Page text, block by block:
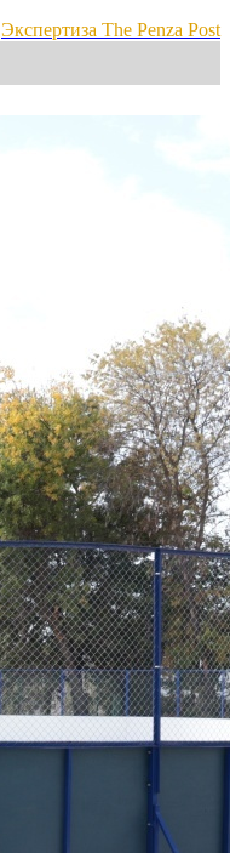
Экспертиза The Penza Post